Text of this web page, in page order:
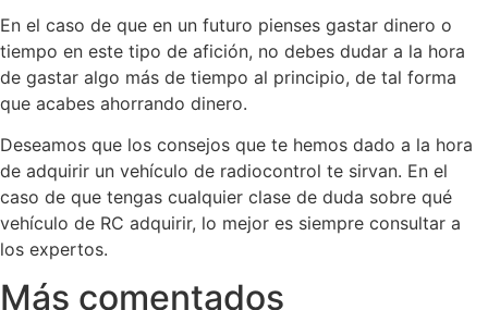
En el caso de que en un futuro pienses gastar dinero o
tiempo en este tipo de afición, no debes dudar a la hora
de gastar algo más de tiempo al principio, de tal forma
que acabes ahorrando dinero.
Deseamos que los consejos que te hemos dado a la hora
de adquirir un vehículo de radiocontrol te sirvan. En el
caso de que tengas cualquier clase de duda sobre qué
vehículo de RC adquirir, lo mejor es siempre consultar a
los expertos.
Más comentados